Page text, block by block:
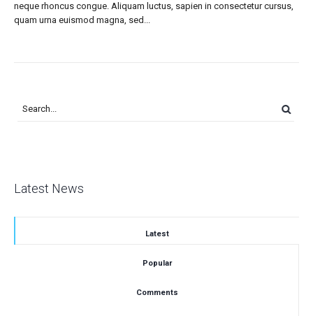
neque rhoncus congue. Aliquam luctus, sapien in consectetur cursus,
quam urna euismod magna, sed...
Latest News
Latest
Popular
Comments